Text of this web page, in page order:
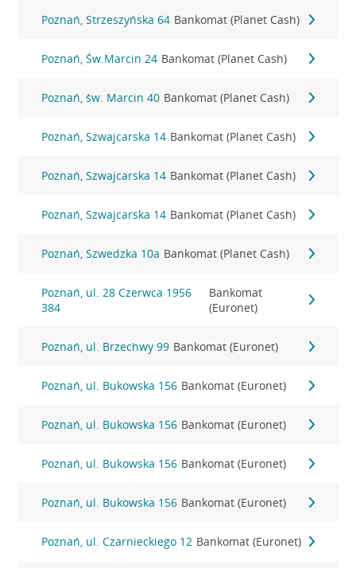
Poznań, Strzeszyńska 64 Bankomat (Planet Cash)
Poznań, Św.Marcin 24 Bankomat (Planet Cash)
Poznań, św. Marcin 40 Bankomat (Planet Cash)
Poznań, Szwajcarska 14 Bankomat (Planet Cash)
Poznań, Szwajcarska 14 Bankomat (Planet Cash)
Poznań, Szwajcarska 14 Bankomat (Planet Cash)
Poznań, Szwedzka 10a Bankomat (Planet Cash)
Poznań, ul. 28 Czerwca 1956
384
Bankomat
(Euronet)
Poznań, ul. Brzechwy 99 Bankomat (Euronet)
Poznań, ul. Bukowska 156 Bankomat (Euronet)
Poznań, ul. Bukowska 156 Bankomat (Euronet)
Poznań, ul. Bukowska 156 Bankomat (Euronet)
Poznań, ul. Bukowska 156 Bankomat (Euronet)
Poznań, ul. Czarnieckiego 12 Bankomat (Euronet)